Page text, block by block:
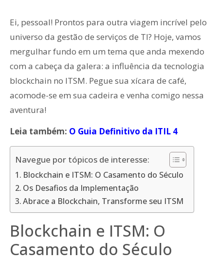
Ei, pessoal! Prontos para outra viagem incrível pelo
universo da gestão de serviços de TI? Hoje, vamos
mergulhar fundo em um tema que anda mexendo
com a cabeça da galera: a influência da tecnologia
blockchain no ITSM. Pegue sua xícara de café,
acomode-se em sua cadeira e venha comigo nessa
aventura!
Leia também: O Guia Definitivo da ITIL 4
Navegue por tópicos de interesse:
Blockchain e ITSM: O Casamento do Século
Os Desafios da Implementação
Abrace a Blockchain, Transforme seu ITSM
Blockchain e ITSM: O
Casamento do Século